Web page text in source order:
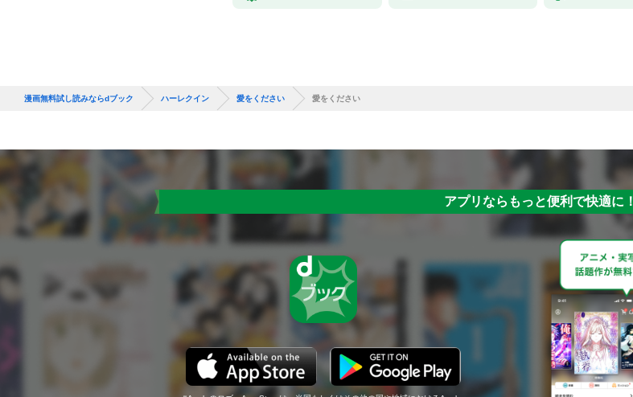
漫画無料試し読みならdブック ハーレクイン 愛をください 愛をください
アプリならもっと便利で快適に！